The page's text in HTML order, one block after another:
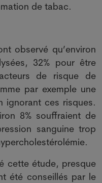
de tabac.
observé qu’environ
32% pour être
de risque de
par exemple une
ignorant ces risques.
8% souffraient de
sanguine trop
cette étude, presque
été conseillés par le